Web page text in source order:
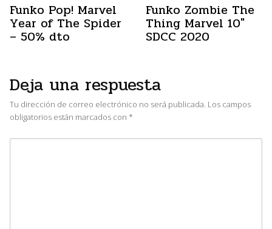
Funko Pop! Marvel
Year of The Spider
– 50% dto
Funko Zombie The
Thing Marvel 10″
SDCC 2020
Deja una respuesta
Tu dirección de correo electrónico no será publicada. Los campos
obligatorios están marcados con *